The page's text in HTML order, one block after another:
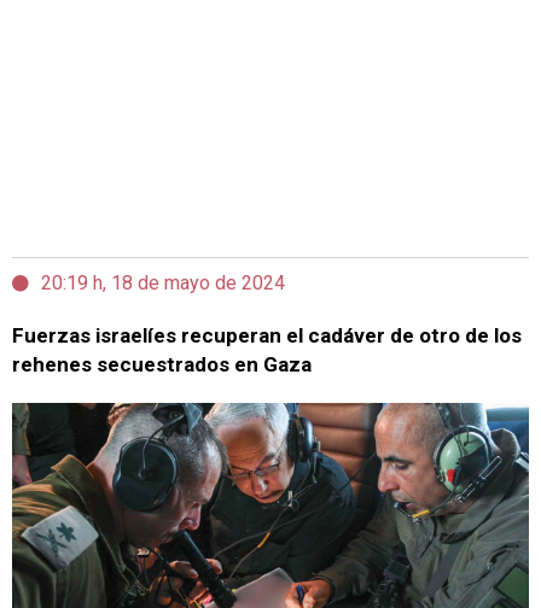
20:19 h, 18 de mayo de 2024
Fuerzas israelíes recuperan el cadáver de otro de los
rehenes secuestrados en Gaza